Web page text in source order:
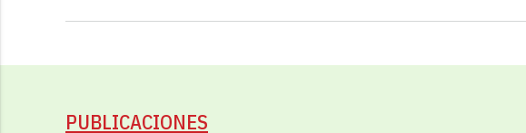
PUBLICACIONES